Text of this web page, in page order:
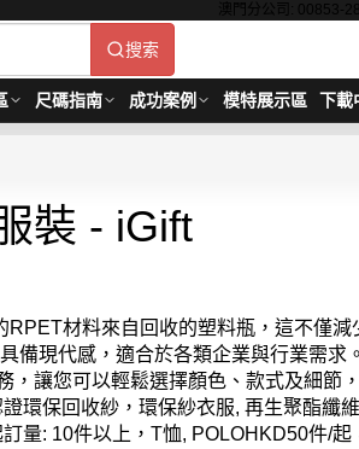
澳門分公司: 00853-
搜索
尺碼指南 成功案例 模特展示區 下載
裝 - iGift
材料來自回收的塑料瓶，這不僅
備現代感，適合於各類企業與行業需求
讓您可以輕鬆選擇顏色、款式及細節
環保回收紗， 環保紗衣服, 再生聚酯纖
量: 10件以上，T恤, POLOHKD50件/